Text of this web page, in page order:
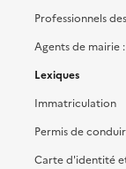
Professionnels
Agents de mairie
Lexiques
Immatriculation
Permis de
Carte d'identité